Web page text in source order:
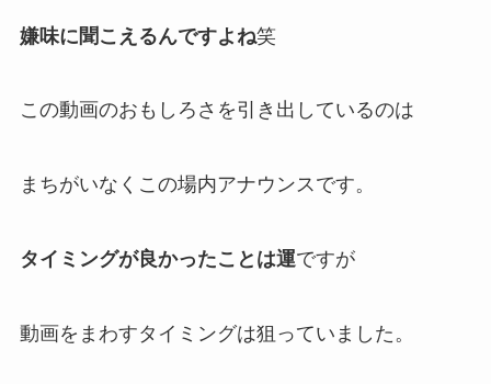
嫌味に聞こえるんですよね笑
この動画のおもしろさを引き出しているのは
まちがいなくこの場内アナウンスです。
タイミングが良かったことは運ですが
動画をまわすタイミングは狙っていました。